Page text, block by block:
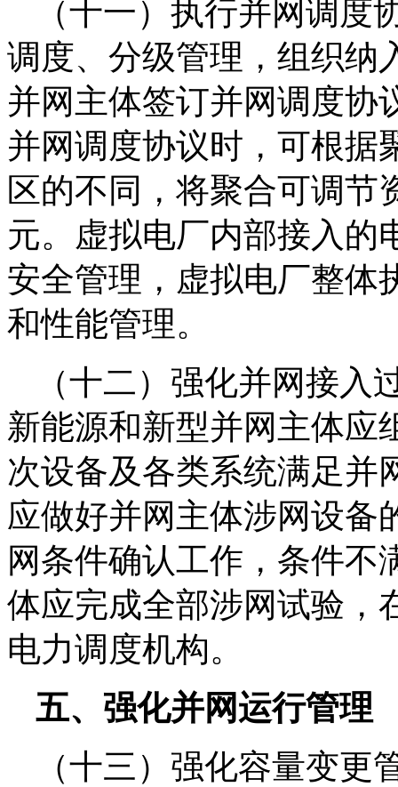
（十一）执行并网调
调度、分级管理，组织纳
并网主体签订并网调度协
并网调度协议时，可根据
区的不同，将聚合可调节
元。虚拟电厂内部接入的
安全管理，虚拟电厂整体
和性能管理。
（十二）强化并网接
新能源和新型并网主体应
次设备及各类系统满足并
应做好并网主体涉网设备
网条件确认工作，条件不
体应完成全部涉网试验，
电力调度机构。
五、强化并网运行管理
（十三）强化容量变